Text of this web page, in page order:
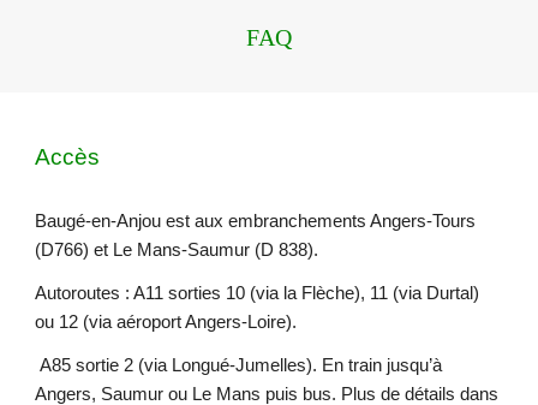
FAQ
Accès
Baugé-en-Anjou est aux embranchements Angers-Tours
(D766) et Le Mans-Saumur (D 838).
Autoroutes : A11 sorties 10 (via la Flèche), 11 (via Durtal)
ou 12 (via aéroport Angers-Loire).
A85 sortie 2 (via Longué-Jumelles). En train jusqu’à
Angers, Saumur ou Le Mans puis bus. Plus de détails dans